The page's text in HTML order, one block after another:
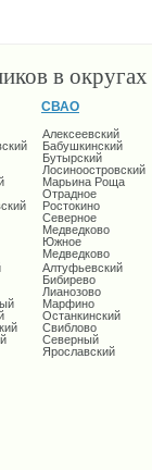
в
СВАО
Алексеевский
Бабушкинский
Бутырский
Лосиноостровский
Марьина Роща
Отрадное
Ростокино
Северное
Медведково
Южное
Медведково
Алтуфьевский
Бибирево
Лианозово
Марфино
Останкинский
Свиблово
Северный
Ярославский